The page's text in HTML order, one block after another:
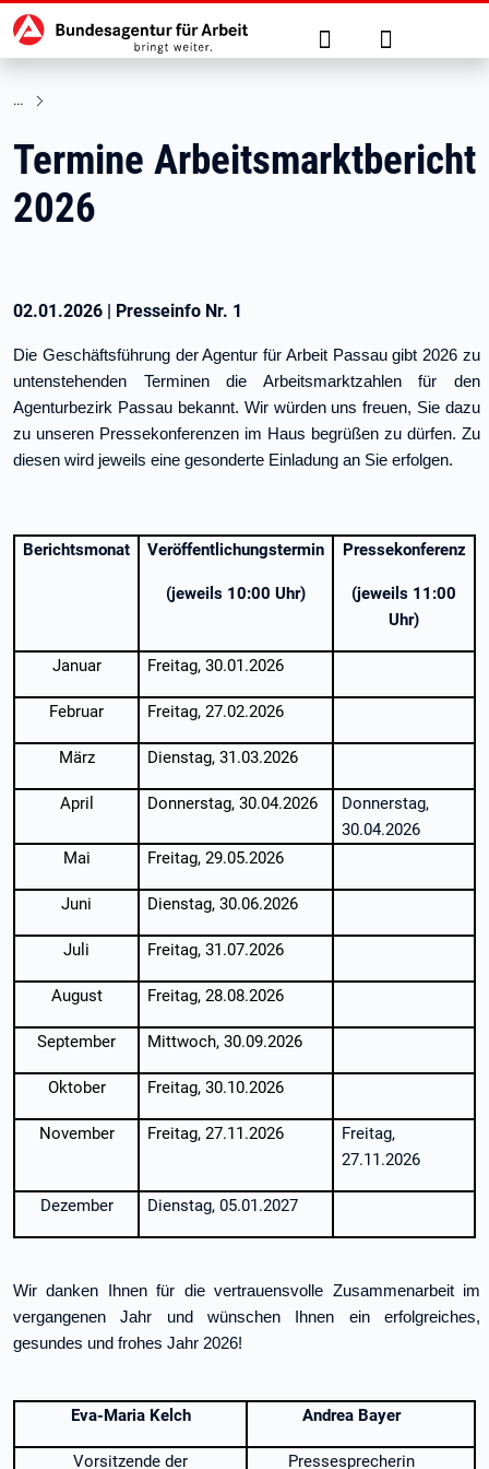
zu den Hauptinhalten springen
Hauptnavigation Suche Anmelden
Termine Arbeitsmarktbericht
2026
02.01.2026 | Presseinfo Nr. 1
Die Geschäftsführung der Agentur für Arbeit Passau gibt 2026 zu
untenstehenden Terminen die Arbeitsmarktzahlen für den
Agenturbezirk Passau bekannt. Wir würden uns freuen, Sie dazu
zu unseren Pressekonferenzen im Haus begrüßen zu dürfen. Zu
diesen wird jeweils eine gesonderte Einladung an Sie erfolgen.
Berichtsmonat Veröffentlichungstermin
(jeweils 10:00 Uhr)
Pressekonferenz
(jeweils 11:00
Uhr)
Januar Freitag, 30.01.2026
Februar Freitag, 27.02.2026
März Dienstag, 31.03.2026
April Donnerstag, 30.04.2026
Donnerstag,
30.04.2026
Mai
Freitag, 29.05.2026
Juni Dienstag, 30.06.2026
Juli Freitag, 31.07.2026
August Freitag, 28.08.2026
September Mittwoch, 30.09.2026
Oktober Freitag, 30.10.2026
November Freitag, 27.11.2026
Freitag,
27.11.2026
Dezember Dienstag, 05.01.2027
Wir danken Ihnen für die vertrauensvolle Zusammenarbeit im
vergangenen Jahr und wünschen Ihnen ein erfolgreiches,
gesundes und frohes Jahr 2026!
Eva-Maria Kelch Andrea Bayer
Vorsitzende der Pressesprecherin